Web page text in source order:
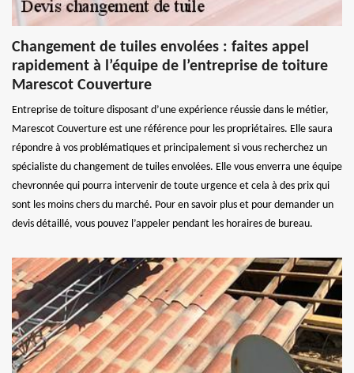
Changement de tuiles envolées : faites appel
rapidement à l’équipe de l’entreprise de toiture
Marescot Couverture
Entreprise de toiture disposant d’une expérience réussie dans le métier,
Marescot Couverture est une référence pour les propriétaires. Elle saura
répondre à vos problématiques et principalement si vous recherchez un
spécialiste du changement de tuiles envolées. Elle vous enverra une équipe
chevronnée qui pourra intervenir de toute urgence et cela à des prix qui
sont les moins chers du marché. Pour en savoir plus et pour demander un
devis détaillé, vous pouvez l’appeler pendant les horaires de bureau.